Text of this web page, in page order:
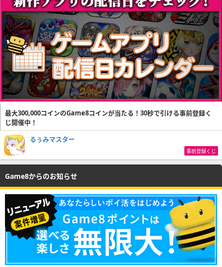
最大300,000コインのGame8コインが当たる！30秒で引ける事前登録く
じ開催中！
るぅみマスター
事前登録くじ
Game8からのお知らせ